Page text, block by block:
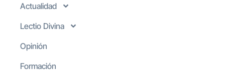
Actualidad
Lectio Divina
Opinión
Formación